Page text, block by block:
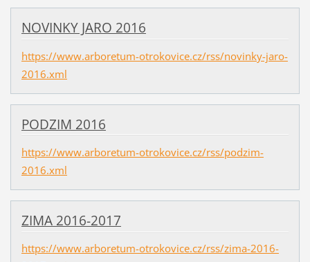
NOVINKY JARO 2016
https://www.arboretum-otrokovice.cz/rss/novinky-jaro-
2016.xml
PODZIM 2016
https://www.arboretum-otrokovice.cz/rss/podzim-
2016.xml
ZIMA 2016-2017
https://www.arboretum-otrokovice.cz/rss/zima-2016-